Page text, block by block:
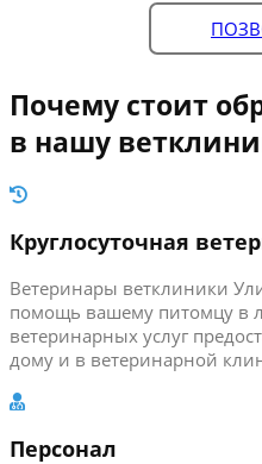
Почему стоит
в нашу
Круглосуточная
Ветеринары ветклиники
помощь вашему питомцу в
ветеринарных услуг
дому и в ветеринарной
Персонал